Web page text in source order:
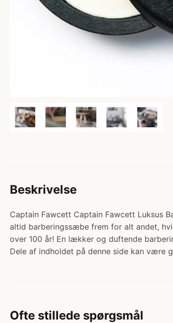
Beskrivelse
Captain Fawcett Captain Fawcett Luksus
altid barberingssæbe frem for alt andet,
over 100 år! En lækker og duftende
Dele af indholdet på denne side kan være
Ofte stillede spørgsmål